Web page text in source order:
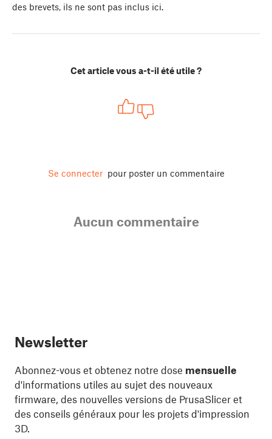
des brevets, ils ne sont pas inclus ici.
Cet article vous a-t-il été utile ?
Se connecter pour poster un commentaire
Aucun commentaire
Newsletter
Abonnez-vous et obtenez notre dose mensuelle
d'informations utiles au sujet des nouveaux
firmware, des nouvelles versions de PrusaSlicer et
des conseils généraux pour les projets d'impression
3D.